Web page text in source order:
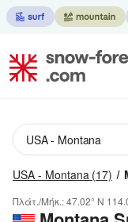
USA - Montana (17)
Πλάτ./Μήκ.:47.02° N